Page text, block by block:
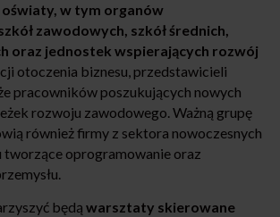
w tym organów
zawodowych, szkół średnich,
oraz jednostek wspierających rozwój
otoczenia biznesu, przedstawicieli
pracowników poszukujących nowych
rozwoju zawodowego. Ważną grupę
również firmy z sektora nowoczesnych
tworzące oprogramowanie oraz
będą warsztaty skierowane